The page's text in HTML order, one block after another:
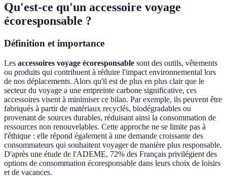
Qu'est-ce qu'un accessoire voyage
écoresponsable ?
Définition et importance
Les accessoires voyage écoresponsable sont des outils, vêtements
ou produits qui contribuent à réduire l'impact environnemental lors
de nos déplacements. Alors qu'il est de plus en plus clair que le
secteur du voyage a une empreinte carbone significative, ces
accessoires visent à minimiser ce bilan. Par exemple, ils peuvent être
fabriqués à partir de matériaux recyclés, biodégradables ou
provenant de sources durables, réduisant ainsi la consommation de
ressources non renouvelables. Cette approche ne se limite pas à
l'éthique : elle répond également à une demande croissante des
consommateurs qui souhaitent voyager de manière plus responsable.
D'après une étude de l'ADEME, 72% des Français privilégient des
options de consommation écoresponsable dans leurs choix de loisirs
et de vacances.